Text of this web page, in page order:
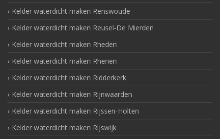
Kelder waterdicht maken Renswoude
Kelder waterdicht maken Reusel-De Mierden
Kelder waterdicht maken Rheden
Kelder waterdicht maken Rhenen
Kelder waterdicht maken Ridderkerk
Kelder waterdicht maken Rijnwaarden
Kelder waterdicht maken Rijssen-Holten
Kelder waterdicht maken Rijswijk